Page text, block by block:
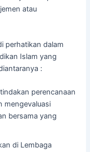
atau
perhatikan dalam
Islam yang
:
perencanaan
mengevaluasi
bersama yang
di Lembaga